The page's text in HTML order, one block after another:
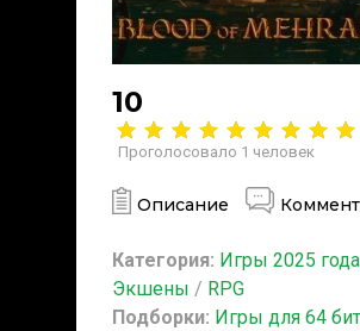
10
Проголосовало 1 человек
Описание
Категория: Игры 2025 года
Экшены / RPG
Подборки: Игры для 64